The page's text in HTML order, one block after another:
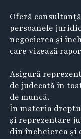
Oferă
persoanele
negocierea și
care vizează
Asigură
de judecată în
de muncă.
În materia
şi reprezentare
din încheierea şi